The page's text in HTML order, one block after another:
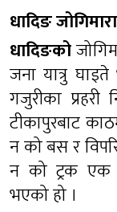
धादिङ
धादिङको
जना यात्रु
गजुरीका प्रहरी
टीकापुरबाट
न को बस र
न को ट्रक एक
भएको हो ।